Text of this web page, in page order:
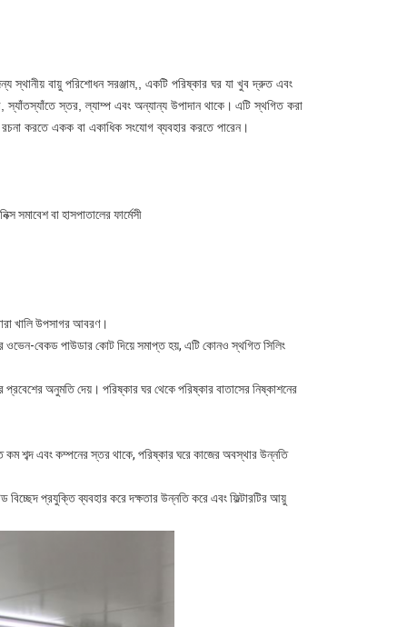
স্থানীয় বায়ু পরিশোধন সরঞ্জাম,, একটি পরিষ্কার ঘর যা খুব দ্রুত এবং
স্যাঁতস্যাঁতে স্তর, ল্যাম্প এবং অন্যান্য উপাদান থাকে। এটি স্থগিত করা
রচনা করতে একক বা একাধিক সংযোগ ব্যবহার করতে পারেন।
সমাবেশ বা হাসপাতালের ফার্মেসী
খালি উপসাগর আবরণ।
ওভেন-বেকড পাউডার কোট দিয়ে সমাপ্ত হয়, এটি কোনও স্থগিত সিলিং
প্রবেশের অনুমতি দেয়। পরিষ্কার ঘর থেকে পরিষ্কার বাতাসের নিষ্কাশনের
কম শব্দ এবং কম্পনের স্তর থাকে, পরিষ্কার ঘরে কাজের অবস্থার উন্নতি
বিচ্ছেদ প্রযুক্তি ব্যবহার করে দক্ষতার উন্নতি করে এবং ফিল্টারটির আয়ু